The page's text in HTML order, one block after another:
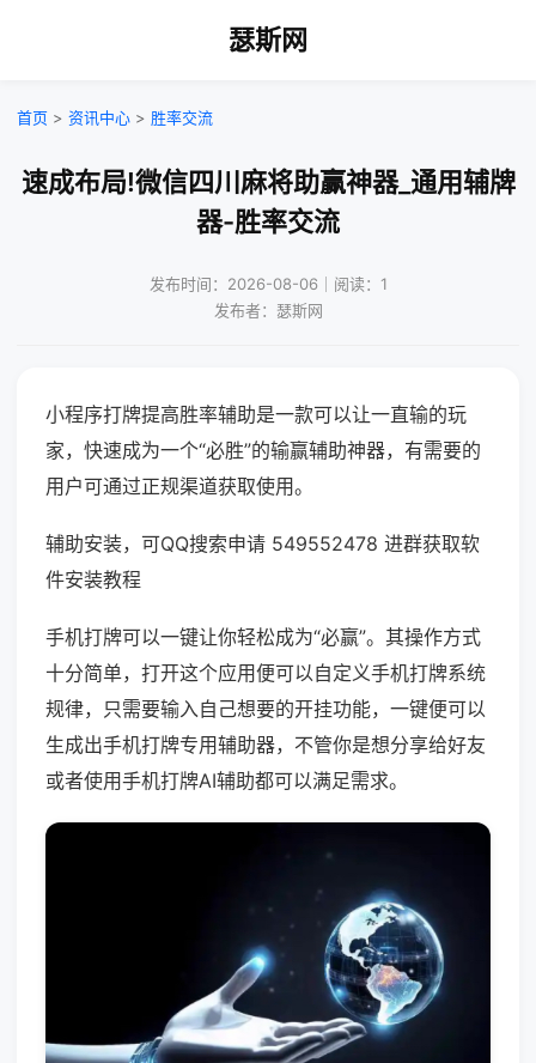
瑟斯网
首页 > 资讯中心 > 胜率交流
速成布局!微信四川麻将助赢神器_通用辅牌
器-胜率交流
发布时间：2026-08-06｜阅读：1
发布者：瑟斯网
小程序打牌提高胜率辅助是一款可以让一直输的玩
家，快速成为一个“必胜”的输赢辅助神器，有需要的
用户可通过正规渠道获取使用。
辅助安装，可QQ搜索申请 549552478 进群获取软
件安装教程
手机打牌可以一键让你轻松成为“必赢”。其操作方式
十分简单，打开这个应用便可以自定义手机打牌系统
规律，只需要输入自己想要的开挂功能，一键便可以
生成出手机打牌专用辅助器，不管你是想分享给好友
或者使用手机打牌AI辅助都可以满足需求。